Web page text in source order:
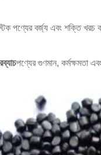
পণ্যের বর্জ্য এবং শক্তি
পণ্যের গুণমান, কর্মক্ষমতা